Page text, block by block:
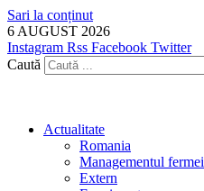
Sari la conținut
6 AUGUST 2026
Instagram Rss Facebook Twitter
Caută
Actualitate
Romania
Managementul fermei
Extern